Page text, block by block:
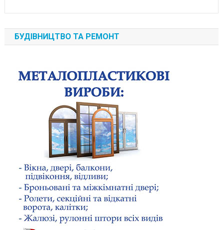
БУДІВНИЦТВО ТА РЕМОНТ